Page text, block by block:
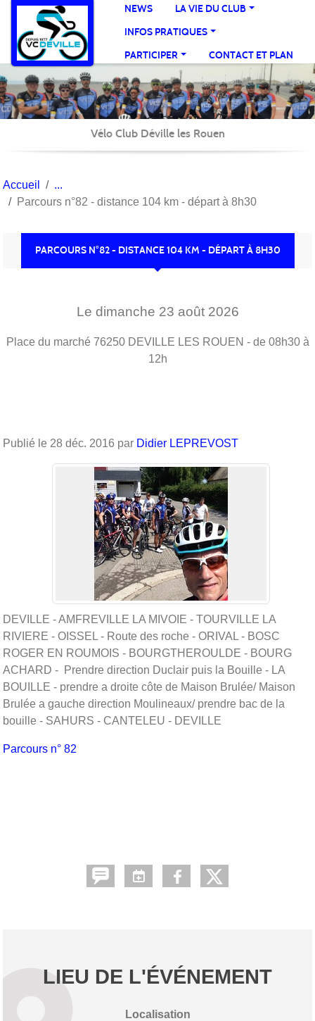
NEWS
LA VIE DU CLUB
INFOS PRATIQUES
PARTICIPER
CONTACT ET PLAN
Vélo Club Déville les Rouen
Accueil
Parcours n°82 - distance 104 km - départ à 8h30
PARCOURS N°82 - DISTANCE 104 KM - DÉPART À 8H30
Le dimanche 23 août 2026
Place du marché 76250 DEVILLE LES ROUEN - de 08h30 à
12h
Publié le 28 déc. 2016 par Didier LEPREVOST
DEVILLE - AMFREVILLE LA MIVOIE - TOURVILLE LA
RIVIERE - OISSEL - Route des roche - ORIVAL - BOSC
ROGER EN ROUMOIS - BOURGTHEROULDE - BOURG
ACHARD - Prendre direction Duclair puis la Bouille - LA
BOUILLE - prendre a droite côte de Maison Brulée/ Maison
Brulée a gauche direction Moulineaux/ prendre bac de la
bouille - SAHURS - CANTELEU - DEVILLE
Parcours n° 82
LIEU DE L'ÉVÉNEMENT
Localisation
Panneau de gestion des cookies